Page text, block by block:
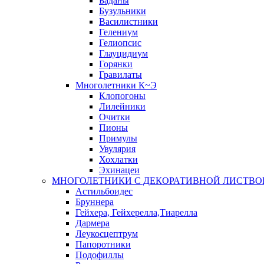
Бузульники
Василистники
Гелениум
Гелиопсис
Глауцидиум
Горянки
Гравилаты
Многолетники К~Э
Клопогоны
Лилейники
Очитки
Пионы
Примулы
Увулярия
Хохлатки
Эхинацеи
МНОГОЛЕТНИКИ С ДЕКОРАТИВНОЙ
Астильбоидес
Бруннера
Гейхера, Гейхерелла,Тиарелла
Дармера
Леукосцептрум
Папоротники
Подофиллы